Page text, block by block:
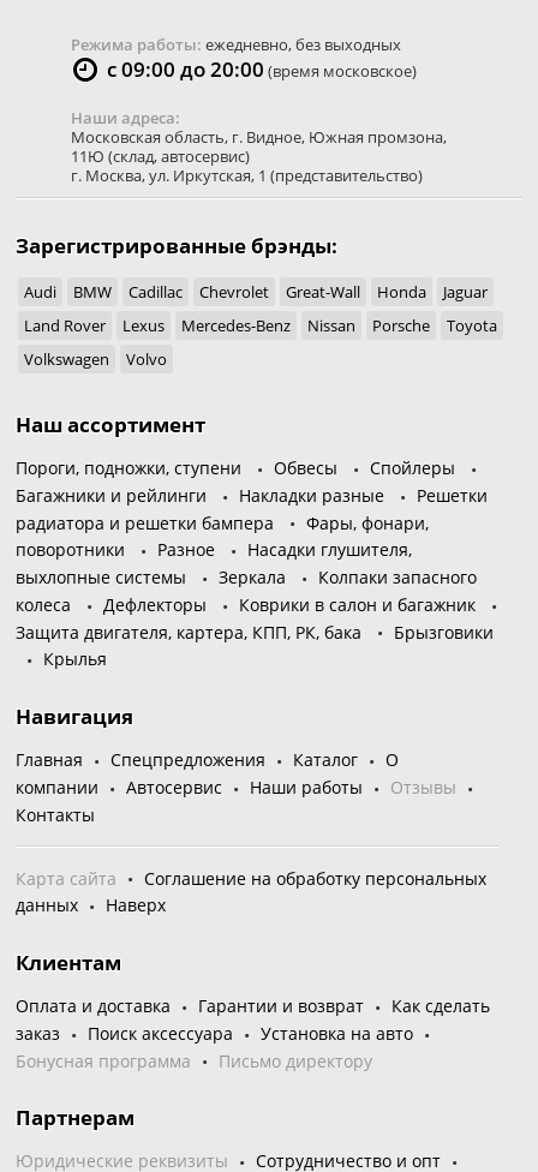
Режима работы: ежедневно, без выходных
с 09:00 до 20:00 (время московское)
Наши адреса:
Московская область, г. Видное, Южная промзона,
11Ю (склад, автосервис)
г. Москва,ул. Иркутская, 1 (представительство)
Зарегистрированные брэнды:
Audi BMW Cadillac Chevrolet Great-Wall Honda
Jaguar
Land Rover
Lexus Mercedes-Benz Nissan Porsche
Toyota
Volkswagen
Volvo
Наш ассортимент
Пороги, подножки, ступени Обвесы
Спойлеры
Багажники и рейлинги
Накладки разные
Решетки
радиатора и решетки бампера
Фары, фонари,
поворотники
Разное
Насадки глушителя,
выхлопные системы
Зеркала
Колпаки запасного
колеса
Дефлекторы
Коврики в салон и багажник
Защита двигателя, картера, КПП, РК, бака
Брызговики
Крылья
Навигация
Главная Спецпредложения Каталог
О
компании
Автосервис Наши работы
Отзывы
Контакты
Карта сайта
Соглашение на обработку персональных
данных
Наверх
Клиентам
Оплата и доставка Гарантии и возврат
Как сделать
заказ
Поиск аксессуара
Установка на авто
Бонусная программа
Письмо директору
Партнерам
Юридические реквизиты Сотрудничество и опт